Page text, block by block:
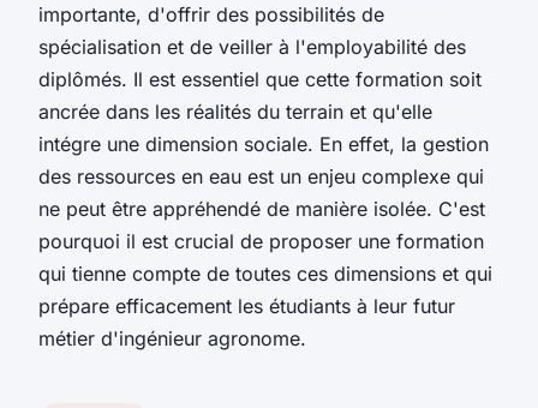
importante, d'offrir des possibilités de
spécialisation et de veiller à l'employabilité des
diplômés. Il est essentiel que cette formation soit
ancrée dans les réalités du terrain et qu'elle
intégre une dimension sociale. En effet, la gestion
des ressources en eau est un enjeu complexe qui
ne peut être appréhendé de manière isolée. C'est
pourquoi il est crucial de proposer une formation
qui tienne compte de toutes ces dimensions et qui
prépare efficacement les étudiants à leur futur
métier d'ingénieur agronome.